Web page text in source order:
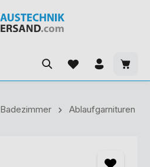
Badezimmer Ablaufgarnituren